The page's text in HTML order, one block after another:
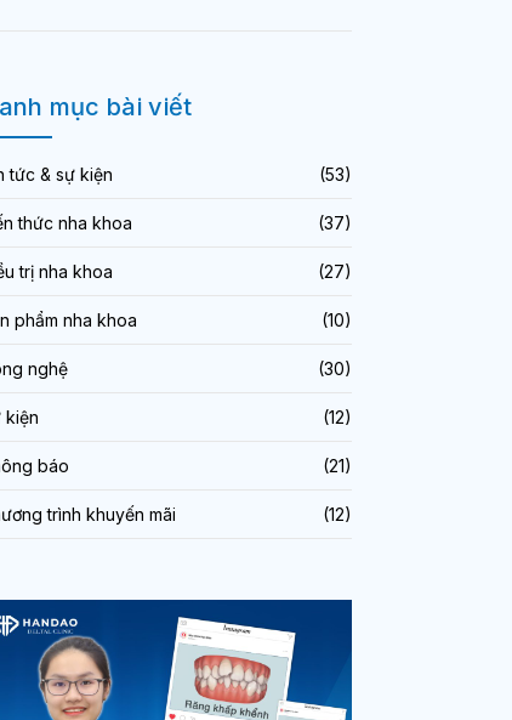
mục bài viết
tức & sự kiện (53)
thức nha khoa (37)
trị nha khoa (27)
phẩm nha khoa (10)
nghệ (30)
kiện (12)
báo (21)
trình khuyến mãi (12)